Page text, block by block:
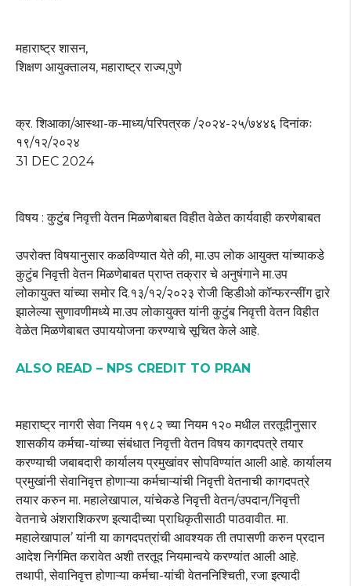
महाराष्ट्र शासन,
शिक्षण आयुक्तालय, महाराष्ट्र राज्य,पुणे
क्र. शिआका/आस्था-क-माध्य/परिपत्रक /२०२४-२५/७४४६ दिनांकः
१९/१२/२०२४
31 DEC 2024
विषय : कुटुंब निवृत्ती वेतन मिळणेबाबत विहीत वेळेत कार्यवाही करणेबाबत
उपरोक्त विषयानुसार कळविण्यात येते की, मा.उप लोक आयुक्त यांच्याकडे
कुटुंब निवृत्ती वेतन मिळणेबाबत प्राप्त तक्रार चे अनुषंगाने मा.उप
लोकायुक्त यांच्या समोर दि.१३/१२/२०२३ रोजी व्हिडीओ कॉन्फरन्सींग द्वारे
झालेल्या सुणावणीमध्ये मा.उप लोकायुक्त यांनी कुटुंब निवृत्ती वेतन विहीत
वेळेत मिळणेबाबत उपाययोजना करण्याचे सूचित केले आहे.
ALSO READ – NPS CREDIT TO PRAN
महाराष्ट्र नागरी सेवा नियम १९८२ च्या नियम १२० मधील तरतूदीनुसार
शासकीय कर्मचा-यांच्या संबंधात निवृत्ती वेतन विषय कागदपत्रे तयार
करण्याची जबाबदारी कार्यालय प्रमुखांवर सोपविण्यांत आली आहे. कार्यालय
प्रमुखांनी सेवानिवृत्त होणाऱ्या कर्मचाऱ्यांची निवृत्ती वेतनाची कागदपत्रे
तयार करुन मा. महालेखापाल, यांचेकडे निवृत्ती वेतन/उपदान/निवृत्ती
वेतनाचे अंशराशिकरण इत्यादीच्या प्राधिकृतीसाठी पाठवावीत. मा.
महालेखापाल’ यांनी या कागदपत्रांची आवश्यक ती तपासणी करुन प्रदान
आदेश निर्गमित करावेत अशी तरतूद नियमान्वये करण्यांत आली आहे.
तथापी, सेवानिवृत्त होणाऱ्या कर्मचा-यांची वेतननिश्चिती, रजा इत्यादी